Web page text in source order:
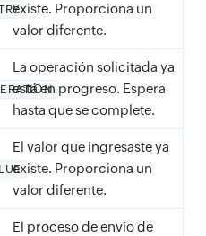
existe. Proporciona un
valor diferente.
La operación solicitada ya
está en progreso. Espera
hasta que se complete.
El valor que ingresaste ya
existe. Proporciona un
valor diferente.
El proceso de envío de